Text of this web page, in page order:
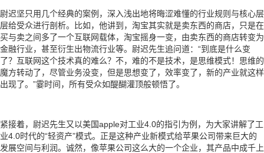
尉迟坚只用几个经典的案例，深入浅出地将晦涩难懂的行业规则与核心层
层给受众进行剖析。比如，他讲到，淘宝其实就是卖东西的商店，只是在
买与卖之间多了一个互联网载体，淘宝摇身一变，由卖东西的商店转变为
金融行业，甚至衍生出物流行业等。尉迟先生追问道：“到底是什么变
了？互联网这个技术真的难么？不，难的不是技术，是思维模式！思维的
魔方转动了，尽管业务没变，但是思想变了，效率变了，新的产业就这样
出现了。”霎时间，所有受众如醍醐灌顶般顿悟了。
紧接着，尉迟先生又以美国apple对工业4.0的指引为例，为大家讲解了工
业4.0时代的“轻资产”模式。正是这种产业新模式给苹果公司带来巨大的
发展空间与利润。诚然，像苹果公司这么大的一个企业，其产品中成千上